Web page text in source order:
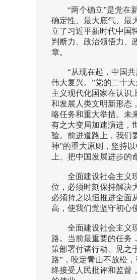
“两个确立”是党在
确定性、最大底气、最
立了习近平新时代中国
判断力、政治领悟力、
章。
“从现在起，中国
伟大复兴。”党的二十
主义现代化国家在认识
和发展人类文明新形态
略任务和重大举措。未
有之大变局加速演进，
验。前进道路上，我们
神”的重大原则，坚持
上、把中国发展进步
全面建设社会主义
位，必须时刻保持解决
必须持之以恒推进全面
高，使我们党坚守初心
全面建设社会主义
路。当前最重要的任务
策部署付诸行动、见之
路”，咬定青山不放松
终接受人民批评和监督